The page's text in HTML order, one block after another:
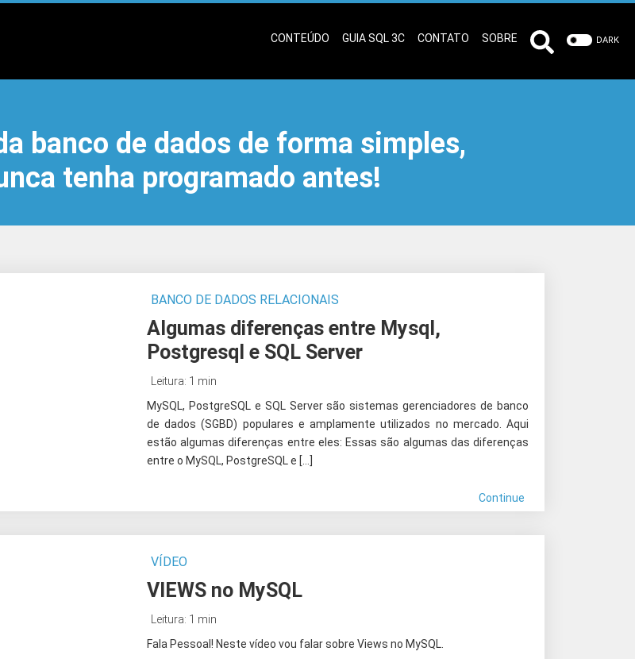
CONTEÚDO GUIA SQL 3C CONTATO SOBRE DARK
banco de dados de forma simples,
tenha programado antes!
BANCO DE DADOS RELACIONAIS
Algumas diferenças entre Mysql,
Postgresql e SQL Server
Leitura: 1 min
MySQL, PostgreSQL e SQL Server são sistemas gerenciadores de banco
de dados (SGBD) populares e amplamente utilizados no mercado. Aqui
estão algumas diferenças entre eles: Essas são algumas das diferenças
entre o MySQL, PostgreSQL e […]
Continue
VÍDEO
VIEWS no MySQL
Leitura: 1 min
Fala Pessoal! Neste vídeo vou falar sobre Views no MySQL.